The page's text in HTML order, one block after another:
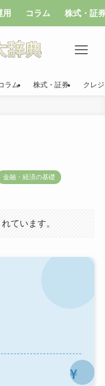
用 コラム 株式・証
ラム 株式・証券 クレ
金融・経済の基礎
ています。